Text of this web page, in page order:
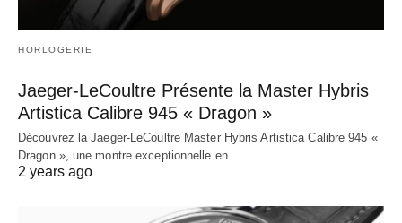
HORLOGERIE
Jaeger-LeCoultre Présente la Master Hybris
Artistica Calibre 945 « Dragon »
Découvrez la Jaeger-LeCoultre Master Hybris Artistica Calibre 945 «
Dragon », une montre exceptionnelle en…
2 years ago